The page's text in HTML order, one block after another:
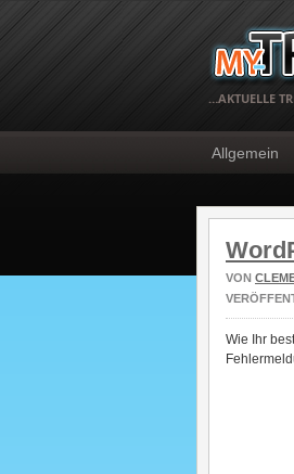
…AKTUELLE
Allgemein
VON
Wie Ihr